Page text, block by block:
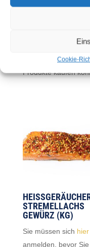
Cookie-
hier
anmelden, bevor Sie
Produkte kaufen
TREMELLACHS G
EWÜRZ (KG)
Sie müssen sich hier
anmelden, bevor Sie